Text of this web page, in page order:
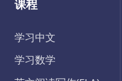
课程
学习中文
学习数学